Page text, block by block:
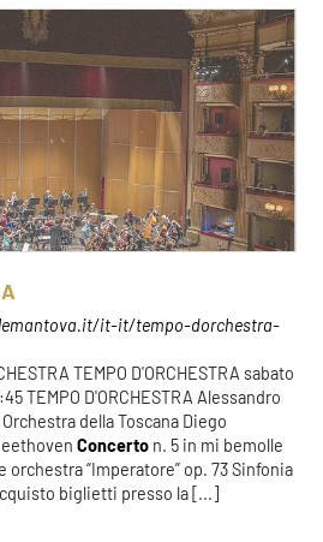
it-it/tempo-dorchestra-
TEMPO D'ORCHESTRA sabato
TEMPO D'ORCHESTRA Alessandro
della Toscana Diego
Concerto n. 5 in mi bemolle
“Imperatore” op. 73 Sinfonia
biglietti presso la [...]